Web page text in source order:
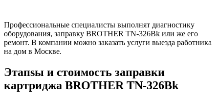
Профессиональные специалисты выполнят диагностику
оборудования, заправку BROTHER TN-326Bk или же его
ремонт. В компании можно заказать услуги выезда работника
на дом в Москве.
Этапsы и стоимость заправки
картриджа BROTHER TN-326Bk